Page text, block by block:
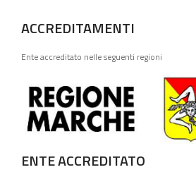
ACCREDITAMENTI
Ente accreditato nelle seguenti regioni
ENTE ACCREDITATO